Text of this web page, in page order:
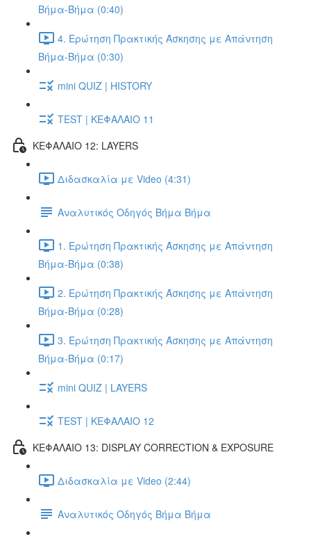
Βήμα-Βήμα (0:40)
4. Ερώτηση Πρακτικής Άσκησης με Απάντηση
Βήμα-Βήμα (0:30)
mini QUIZ | HISTORY
TEST | ΚΕΦΑΛΑΙΟ 11
ΚΕΦΑΛΑΙΟ 12: LAYERS
Διδασκαλία με Video (4:31)
Αναλυτικός Οδηγός Βήμα Βήμα
1. Ερώτηση Πρακτικής Άσκησης με Απάντηση
Βήμα-Βήμα (0:38)
2. Ερώτηση Πρακτικής Άσκησης με Απάντηση
Βήμα-Βήμα (0:28)
3. Ερώτηση Πρακτικής Άσκησης με Απάντηση
Βήμα-Βήμα (0:17)
mini QUIZ | LAYERS
TEST | ΚΕΦΑΛΑΙΟ 12
ΚΕΦΑΛΑΙΟ 13: DISPLAY CORRECTION & EXPOSURE
Διδασκαλία με Video (2:44)
Αναλυτικός Οδηγός Βήμα Βήμα